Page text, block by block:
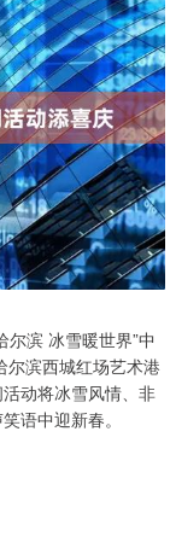
滨 冰雪暖世界”中
尔滨西城红场艺术港
动将冰雪风情、非
语中迎新春。